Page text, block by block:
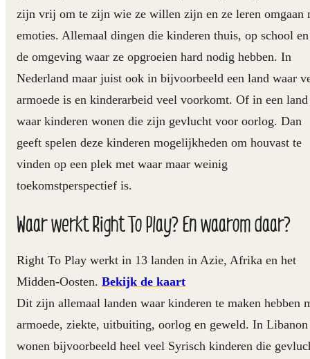
zijn vrij om te zijn wie ze willen zijn en ze leren omgaan
emoties. Allemaal dingen die kinderen thuis, op school
de omgeving waar ze opgroeien hard nodig hebben. In
Nederland maar juist ook in bijvoorbeeld een land waar
armoede is en kinderarbeid veel voorkomt. Of in een land
waar kinderen wonen die zijn gevlucht voor oorlog. Dan
geeft spelen deze kinderen mogelijkheden om houvast te
vinden op een plek met waar maar weinig
toekomstperspectief is.
Waar werkt Right To Play? En waarom daar?
Right To Play werkt in 13 landen in Azie, Afrika en het
Midden-Oosten. Bekijk de kaart
Dit zijn allemaal landen waar kinderen te maken hebben
armoede, ziekte, uitbuiting, oorlog en geweld. In Libanon
wonen bijvoorbeeld heel veel Syrisch kinderen die